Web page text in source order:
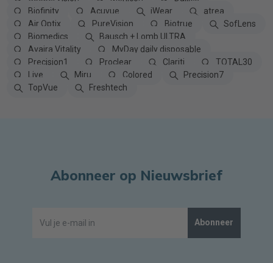
Biofinity
Acuvue iWear
atrea
Air Optix
PureVision Biotrue
SofLens
Biomedics
Bausch + Lomb ULTRA
Avaira Vitality
MyDay daily disposable
Precision1
Proclear Clariti
TOTAL30
Live
Miru Colored
Precision7
TopVue
Freshtech
Abonneer op Nieuwsbrief
Abonneer